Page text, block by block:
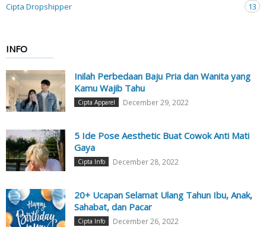
Cipta Dropshipper
13
INFO
Inilah Perbedaan Baju Pria dan Wanita yang
Kamu Wajib Tahu
Cipta Apparel December 29, 2022
5 Ide Pose Aesthetic Buat Cowok Anti Mati
Gaya
Cipta Info December 28, 2022
20+ Ucapan Selamat Ulang Tahun Ibu, Anak,
Sahabat, dan Pacar
Cipta Info December 26, 2022